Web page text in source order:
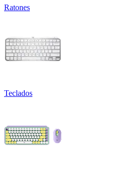
Ratones
Teclados